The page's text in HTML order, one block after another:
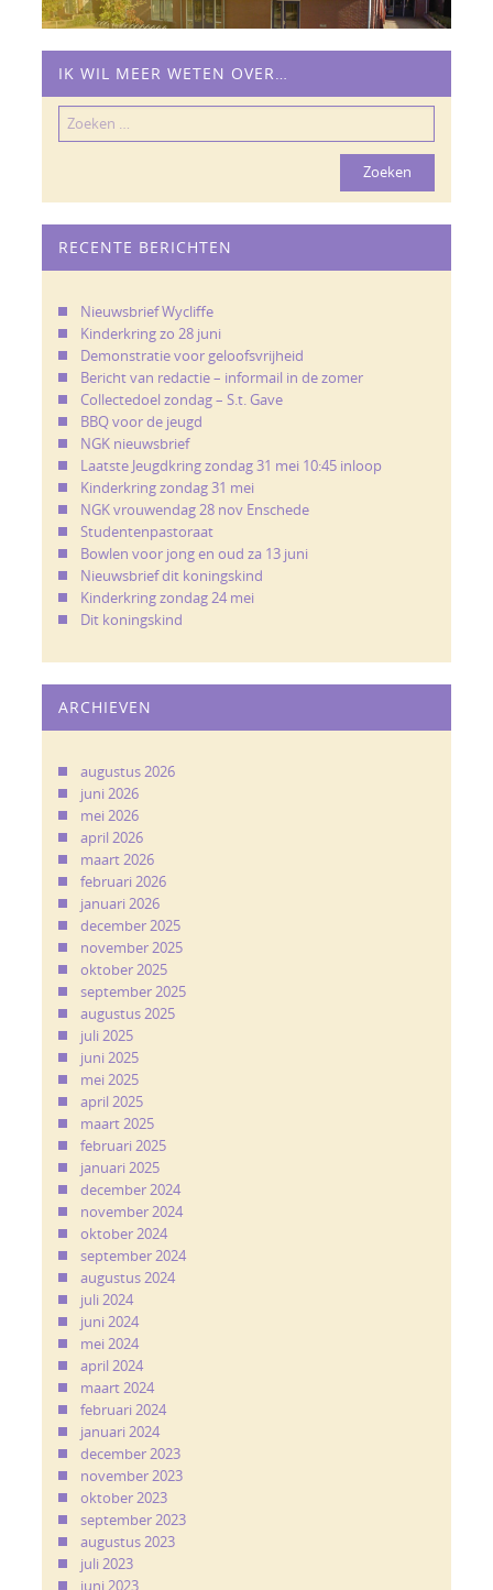
IK WIL MEER WETEN OVER…
Zoeken
naar:
RECENTE BERICHTEN
Nieuwsbrief Wycliffe
Kinderkring zo 28 juni
Demonstratie voor geloofsvrijheid
Bericht van redactie – informail in de zomer
Collectedoel zondag – S.t. Gave
BBQ voor de jeugd
NGK nieuwsbrief
Laatste Jeugdkring zondag 31 mei 10:45 inloop
Kinderkring zondag 31 mei
NGK vrouwendag 28 nov Enschede
Studentenpastoraat
Bowlen voor jong en oud za 13 juni
Nieuwsbrief dit koningskind
Kinderkring zondag 24 mei
Dit koningskind
ARCHIEVEN
augustus 2026
juni 2026
mei 2026
april 2026
maart 2026
februari 2026
januari 2026
december 2025
november 2025
oktober 2025
september 2025
augustus 2025
juli 2025
juni 2025
mei 2025
april 2025
maart 2025
februari 2025
januari 2025
december 2024
november 2024
oktober 2024
september 2024
augustus 2024
juli 2024
juni 2024
mei 2024
april 2024
maart 2024
februari 2024
januari 2024
december 2023
november 2023
oktober 2023
september 2023
augustus 2023
juli 2023
juni 2023